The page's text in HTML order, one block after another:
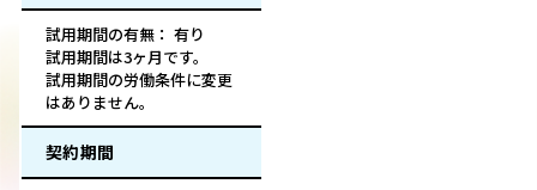
試用期間の有無： 有り
試用期間は3ヶ月です。
試用期間の労働条件に変更
はありません。
契約期間